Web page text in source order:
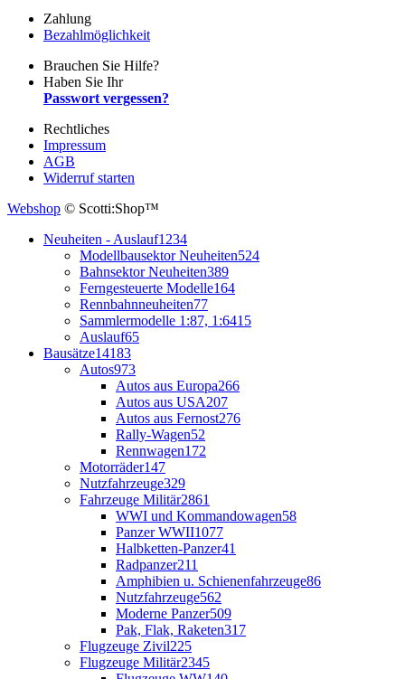
Zahlung
Bezahlmöglichkeit
Brauchen Sie Hilfe?
Haben Sie Ihr
Passwort vergessen?
Rechtliches
Impressum
AGB
Widerruf starten
Webshop © Scotti:Shop™
Neuheiten - Auslauf1234
Modellbausektor Neuheiten524
Bahnsektor Neuheiten389
Ferngesteuerte Modelle164
Rennbahnneuheiten77
Sammlermodelle 1:87, 1:6415
Auslauf65
Bausätze14183
Autos973
Autos aus Europa266
Autos aus USA207
Autos aus Fernost276
Rally-Wagen52
Rennwagen172
Motorräder147
Nutzfahrzeuge329
Fahrzeuge Militär2861
WWI und Kommandowagen58
Panzer WWII1077
Halbketten-Panzer41
Radpanzer211
Amphibien u. Schienenfahrzeuge86
Nutzfahrzeuge562
Moderne Panzer509
Pak, Flak, Raketen317
Flugzeuge Zivil225
Flugzeuge Militär2345